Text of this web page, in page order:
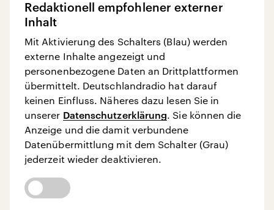
Redaktionell empfohlener externer
Inhalt
Mit Aktivierung des Schalters (Blau) werden
externe Inhalte angezeigt und
personenbezogene Daten an Drittplattformen
übermittelt. Deutschlandradio hat darauf
keinen Einfluss. Näheres dazu lesen Sie in
unserer Datenschutzerklärung. Sie können die
Anzeige und die damit verbundene
Datenübermittlung mit dem Schalter (Grau)
jederzeit wieder deaktivieren.